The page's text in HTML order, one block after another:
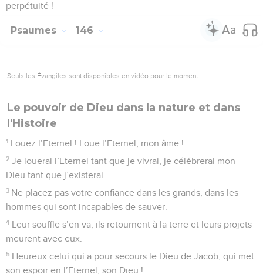
perpétuité !
Psaumes 146
Seuls les Évangiles sont disponibles en vidéo pour le moment.
Le pouvoir de Dieu dans la nature et dans
l'Histoire
1 Louez l’Eternel ! Loue l’Eternel, mon âme !
2 Je louerai l’Eternel tant que je vivrai, je célébrerai mon
Dieu tant que j’existerai.
3 Ne placez pas votre confiance dans les grands, dans les
hommes qui sont incapables de sauver.
4 Leur souffle s’en va, ils retournent à la terre et leurs projets
meurent avec eux.
5 Heureux celui qui a pour secours le Dieu de Jacob, qui met
son espoir en l’Eternel, son Dieu !